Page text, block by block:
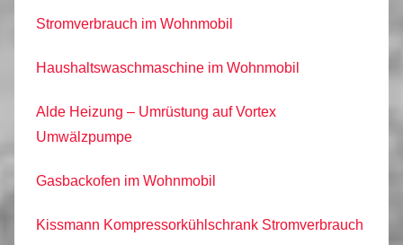
Stromverbrauch im Wohnmobil
Haushaltswaschmaschine im Wohnmobil
Alde Heizung – Umrüstung auf Vortex
Umwälzpumpe
Gasbackofen im Wohnmobil
Kissmann Kompressorkühlschrank Stromverbrauch